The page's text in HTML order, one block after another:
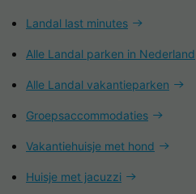
Landal last minutes
Alle Landal parken in Nederland
Alle Landal vakantieparken
Groepsaccommodaties
Vakantiehuisje met hond
Huisje met jacuzzi